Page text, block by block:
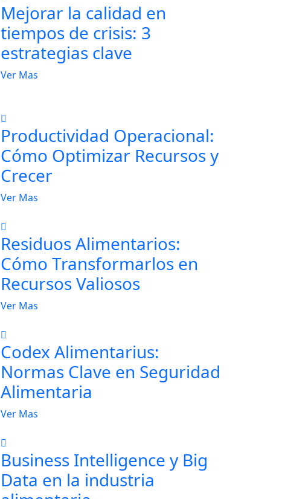
Mejorar la calidad en
tiempos de crisis: 3
estrategias clave
Ver Mas
Productividad Operacional:
Cómo Optimizar Recursos y
Crecer
Ver Mas
Residuos Alimentarios:
Cómo Transformarlos en
Recursos Valiosos
Ver Mas
Codex Alimentarius:
Normas Clave en Seguridad
Alimentaria
Ver Mas
Business Intelligence y Big
Data en la industria